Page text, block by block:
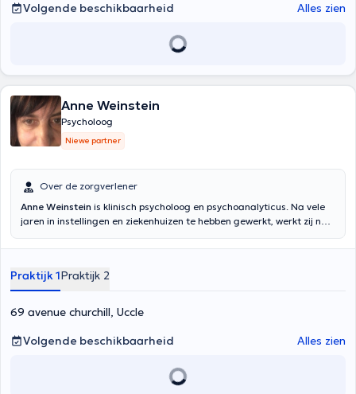
Volgende beschikbaarheid
Alles zien
Anne Weinstein
Psycholoog
Niewe partner
Over de zorgverlener
Anne Weinstein is klinisch psycholoog en psychoanalyticus. Na vele
jaren in instellingen en ziekenhuizen te hebben gewerkt, werkt zij nu
in haar privépraktijk.
Praktijk 1Praktijk 2
69 avenue churchill, Uccle
Volgende beschikbaarheid
Alles zien